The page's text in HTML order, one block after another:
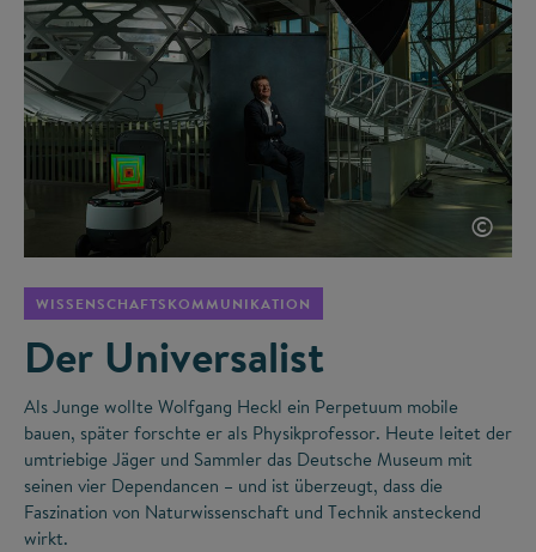
©
WISSENSCHAFTSKOMMUNIKATION
Der Universalist
Als Junge wollte Wolfgang Heckl ein Perpetuum mobile
bauen, später forschte er als Physikprofessor. Heute leitet der
umtriebige Jäger und Sammler das Deutsche Museum mit
seinen vier Dependancen – und ist überzeugt, dass die
Faszination von Naturwissenschaft und Technik ansteckend
wirkt.